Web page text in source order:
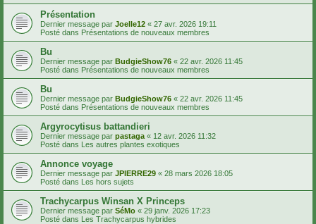
Présentation
Dernier message par Joelle12 « 27 avr. 2026 19:11
Posté dans Présentations de nouveaux membres
Bu
Dernier message par BudgieShow76 « 22 avr. 2026 11:45
Posté dans Présentations de nouveaux membres
Bu
Dernier message par BudgieShow76 « 22 avr. 2026 11:45
Posté dans Présentations de nouveaux membres
Argyrocytisus battandieri
Dernier message par pastaga « 12 avr. 2026 11:32
Posté dans Les autres plantes exotiques
Annonce voyage
Dernier message par JPIERRE29 « 28 mars 2026 18:05
Posté dans Les hors sujets
Trachycarpus Winsan X Princeps
Dernier message par SéMo « 29 janv. 2026 17:23
Posté dans Les Trachycarpus hybrides